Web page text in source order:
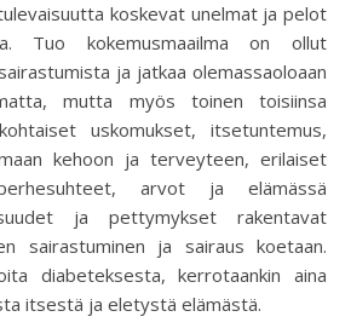
koskevat unelmat ja pelot
Tuo kokemusmaailma on ollut
ja jatkaa olemassaoloaan
mutta myös toinen toisiinsa
uskomukset, itsetuntemus,
kehoon ja terveyteen, erilaiset
arvot ja elämässä
ja pettymykset rakentavat
sairastuminen ja sairaus koetaan.
diabeteksesta, kerrotaankin aina
itsestä ja eletystä elämästä.